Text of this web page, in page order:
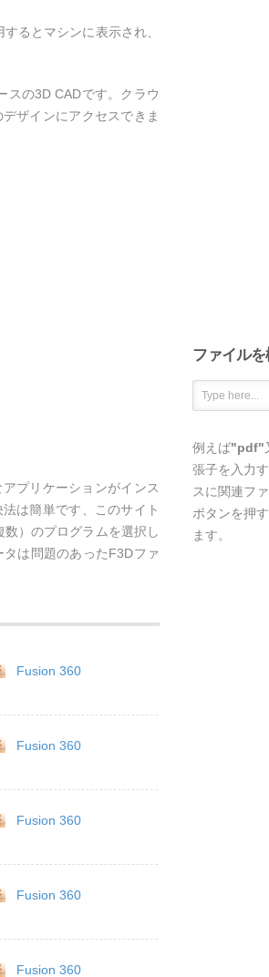
るとマシンに表示され、
スの3D CADです。クラウ
ザインにアクセスできま
プリケーションがインス
は簡単です、このサイト
）のプログラムを選択し
は問題のあったF3Dファ
Fusion 360
Fusion 360
Fusion 360
Fusion 360
Fusion 360
ファイルを
例えば"pdf"
張子を入力
スに関連フ
ボタンを押
ます。